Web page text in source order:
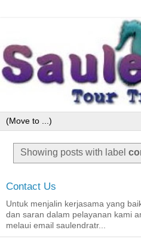
Showing posts with label
Contact Us
Untuk menjalin kerjasama yang
dan saran dalam pelayanan kami
melaui email saulendratr...